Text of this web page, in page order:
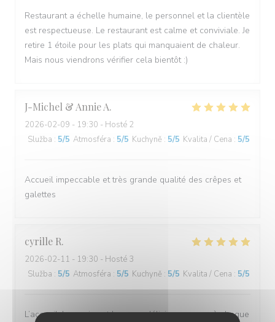
Restaurant a échelle humaine, le personnel et la clientèle
est respectueuse. Le restaurant est calme et conviviale. Je
retire 1 étoile pour les plats qui manquaient de chaleur.
Mais nous viendrons vérifier cela bientôt :)
J-Michel & AnnieA
2026-02-09 - 19:30 - Hosté 2
Služba : 5/5 Atmosféra : 5/5 Kuchyně : 5/5 Kvalita / Cena : 5/5
Accueil impeccable et très grande qualité des crêpes et
galettes
cyrille R
2026-02-11 - 19:30 - Hosté 3
Služba : 5/5 Atmosféra : 5/5 Kuchyně : 5/5 Kvalita / Cena : 5/5
L’accueil, le service et le repas délicieux comme à chaque